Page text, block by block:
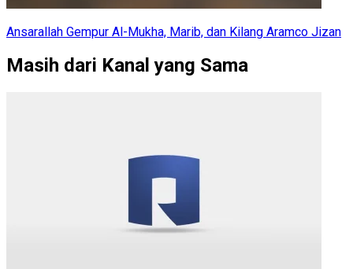
Ansarallah Gempur Al-Mukha, Marib, dan Kilang Aramco Jizan
Masih dari Kanal yang Sama